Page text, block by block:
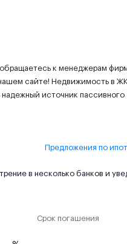
к менеджерам
сайте! Недвижимость в ЖК
источник пассивного
Предложения по
в несколько банков и
Срок погашения